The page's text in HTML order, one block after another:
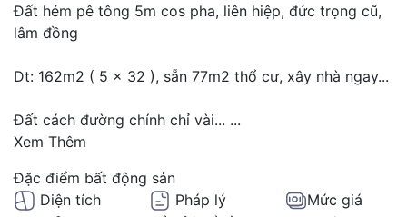
Đất hẻm pê tông 5m cos pha, liên hiệp, đức trọng cũ,
lâm đồng
Dt: 162m2 ( 5 x 32 ), sẵn 77m2 thổ cư, xây nhà ngay...
Đất cách đường chính chỉ vài... ...
Xem Thêm
Đặc điểm bất động sản
Diện tích
Pháp lý
Mức giá